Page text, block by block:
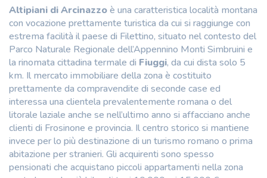
Altipiani di Arcinazzoè una caratteristica località montana
con vocazione prettamente turistica da cui si raggiunge con
estrema facilità il paese di Filettino, situato nel contesto del
Parco Naturale Regionale dell’Appennino Monti Simbruini e
la rinomata cittadina termale di Fiuggi, da cui dista solo 5
km. Il mercato immobiliare della zona è costituito
prettamente da compravendite di seconde case ed
interessa una clientela prevalentemente romana o del
litorale laziale anche se nell’ultimo anno si affacciano anche
clienti di Frosinone e provincia. Il centro storico si mantiene
invece per lo più destinazione di un turismo romano o prima
abitazione per stranieri. Gli acquirenti sono spesso
pensionati che acquistano piccoli appartamenti nella zona